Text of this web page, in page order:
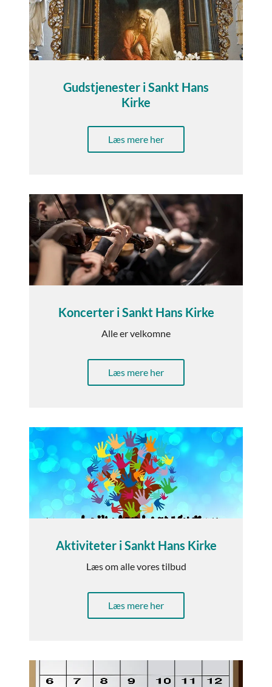
Gudstjenester i Sankt Hans
Kirke
Læs mere her
Koncerter i Sankt Hans Kirke
Alle er velkomne
Læs mere her
Aktiviteter i Sankt Hans Kirke
Læs om alle vores tilbud
Læs mere her